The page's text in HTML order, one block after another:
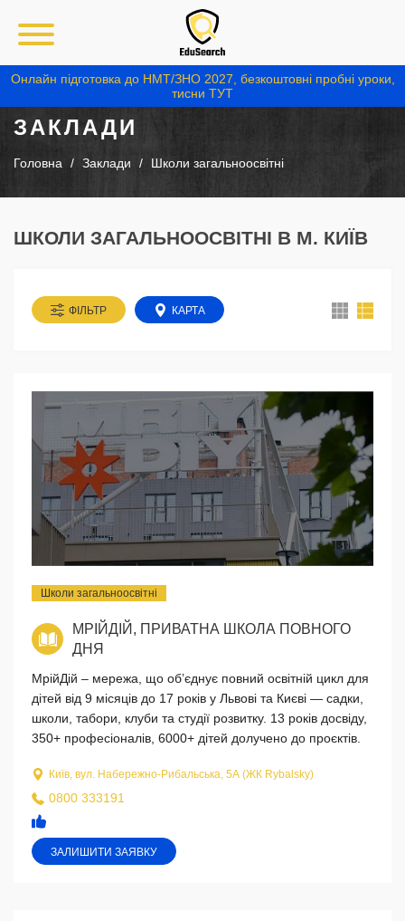
Онлайн підготовка до НМТ/ЗНО 2027, безкоштовні пробні уроки,
тисни ТУТ
ЗАКЛАДИ
Головна Заклади Школи загальноосвітні
ШКОЛИ ЗАГАЛЬНООСВІТНІ В М. КИЇВ
ФІЛЬТР КАРТА
Школи загальноосвітні
МРІЙДІЙ, ПРИВАТНА ШКОЛА ПОВНОГО
ДНЯ
МрійДій – мережа, що об’єднує повний освітній цикл для
дітей від 9 місяців до 17 років у Львові та Києві — садки,
школи, табори, клуби та студії розвитку. 13 років досвіду,
350+ професіоналів, 6000+ дітей долучено до проєктів.
Київ, вул. Набережно-Рибальська, 5А (ЖК Rybalsky)
0800 333191
ЗАЛИШИТИ ЗАЯВКУ